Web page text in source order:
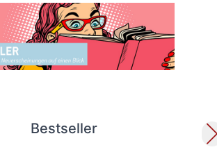
Bestseller